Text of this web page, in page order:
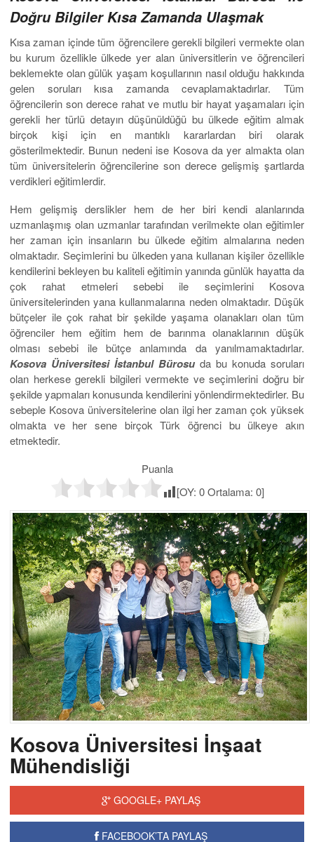
Doğru Bilgiler Kısa Zamanda Ulaşmak
Kısa zaman içinde tüm öğrencilere gerekli bilgileri vermekte olan
bu kurum özellikle ülkede yer alan üniversitlerin ve öğrencileri
beklemekte olan gülük yaşam koşullarının nasıl olduğu hakkında
gelen soruları kısa zamanda cevaplamaktadırlar. Tüm
öğrencilerin son derece rahat ve mutlu bir hayat yaşamaları için
gerekli her türlü detayın düşünüldüğü bu ülkede eğitim almak
birçok kişi için en mantıklı kararlardan biri olarak
gösterilmektedir. Bunun nedeni ise Kosova da yer almakta olan
tüm üniversitelerin öğrencilerine son derece gelişmiş şartlarda
verdikleri eğitimlerdir.
Hem gelişmiş derslikler hem de her biri kendi alanlarında
uzmanlaşmış olan uzmanlar tarafından verilmekte olan eğitimler
her zaman için insanların bu ülkede eğitim almalarına neden
olmaktadır. Seçimlerini bu ülkeden yana kullanan kişiler özellikle
kendilerini bekleyen bu kaliteli eğitimin yanında günlük hayatta da
çok rahat etmeleri sebebi ile seçimlerini Kosova
üniversitelerinden yana kullanmalarına neden olmaktadır. Düşük
bütçeler ile çok rahat bir şekilde yaşama olanakları olan tüm
öğrenciler hem eğitim hem de barınma olanaklarının düşük
olması sebebi ile bütçe anlamında da yanılmamaktadırlar.
Kosova Üniversitesi İstanbul Bürosu da bu konuda soruları
olan herkese gerekli bilgileri vermekte ve seçimlerini doğru bir
şekilde yapmaları konusunda kendilerini yönlendirmektedirler. Bu
sebeple Kosova üniversitelerine olan ilgi her zaman çok yüksek
olmakta ve her sene birçok Türk öğrenci bu ülkeye akın
etmektedir.
Puanla
[OY: 0Ortalama: 0]
Kosova Üniversitesi İnşaat
Mühendisliği
GOOGLE+ PAYLAŞ
FACEBOOK’TA PAYLAŞ